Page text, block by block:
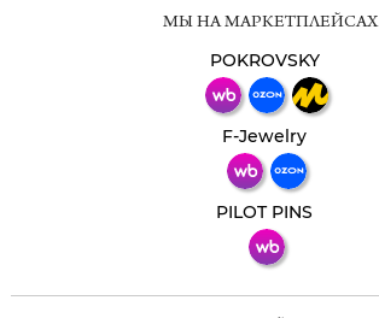
МЫ НА МАРКЕТПЛЕЙСАХ
POKROVSKY
F-Jewelry
PILOT PINS